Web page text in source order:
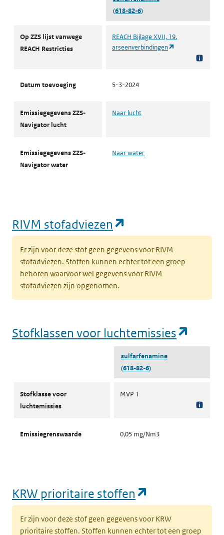
(618-82-6)
Op ZZS lijst vanwege
REACH Restricties
REACH Bijlage XVII, 19.
arseenverbindingen
Datum toevoeging 5-3-2024
Emissiegegevens ZZS-
Navigator lucht
Naar lucht
Emissiegegevens ZZS-
Navigator water
Naar water
RIVM stofadviezen
Er zijn voor deze stof geen gegevens voor RIVM
stofadviezen. Stoffen kunnen echter tot een groep
behoren waarvoor wel gegevens voor RIVM
stofadviezen zijn opgenomen.
Stofklassen voor luchtemissies
sulfarfenamine
(618-82-6)
Stofklasse voor
luchtemissies
MVP 1
Emissiegrenswaarde 0,05 mg/Nm3
KRW prioritaire stoffen
Er zijn voor deze stof geen gegevens voor KRW
prioritaire stoffen. Stoffen kunnen echter tot een groep